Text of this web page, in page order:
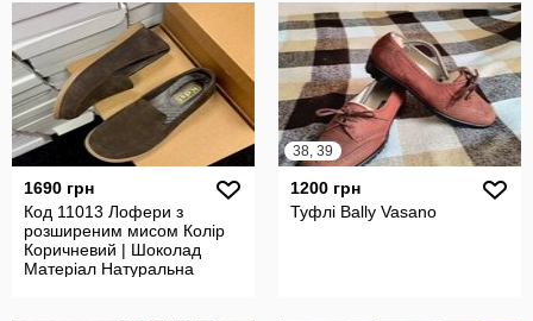
1690 грн
Код 11013 Лофери з
розширеним мисом Колір
Коричневий | Шоколад
Матеріал Натуральна
38, 39
1200 грн
Туфлі Bally Vasano